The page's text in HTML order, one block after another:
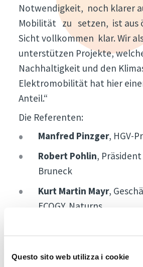
Questo sito web utilizza i cookie
Notwendigkeit, noch klarer
Mobilität zu setzen, ist aus
Sicht vollkommen klar. Wir
unterstützen Projekte,
Nachhaltigkeit und den
Elektromobilität hat hier
Anteil.“
Die Referenten:
Manfred Pinzger, HGV-
Robert Pohlin, Präsident
Bruneck
Kurt Martin Mayr,
ECOGY, Naturns
,
Neogy GmbH